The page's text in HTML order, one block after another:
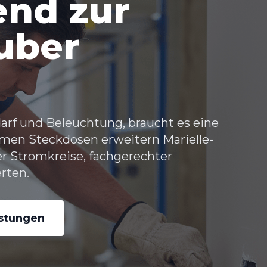
zur
und Beleuchtung, braucht es eine
Steckdosen erweitern Marielle-
Stromkreise, fachgerechter